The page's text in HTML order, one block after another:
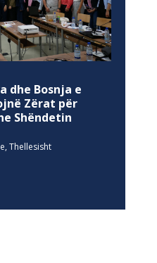
dhe Bosnja e
Zërat për
Shëndetin
, Thellesisht